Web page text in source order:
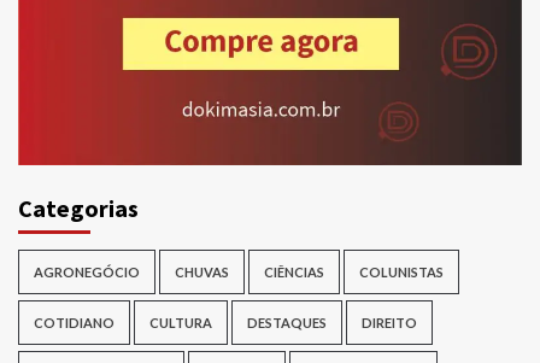
Categorias
AGRONEGÓCIO CHUVAS CIÊNCIAS COLUNISTAS
COTIDIANO CULTURA DESTAQUES DIREITO